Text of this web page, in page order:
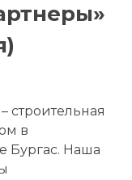
строительная
в
Бургас. Наша